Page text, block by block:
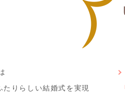
たりらしい結婚式を実現